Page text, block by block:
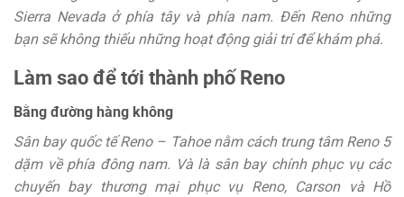
Sierra Nevada ở phía tây và phía nam. Đến Reno những
bạn sẽ không thiếu những hoạt động giải trí để khám phá.
Làm sao để tới thành phố Reno
Bằng đường hàng không
Sân bay quốc tế Reno – Tahoe nằm cách trung tâm Reno 5
dặm về phía đông nam. Và là sân bay chính phục vụ các
chuyến bay thương mại phục vụ Reno, Carson và Hồ